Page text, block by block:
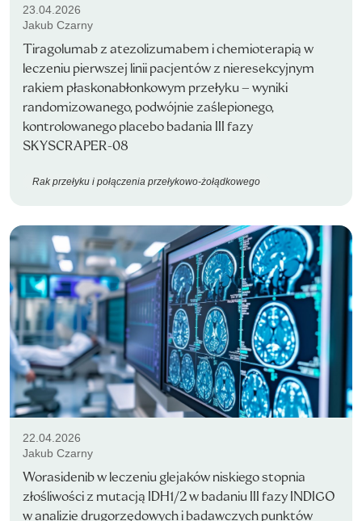
23.04.2026
Jakub Czarny
Tiragolumab z atezolizumabem i chemioterapią w
leczeniu pierwszej linii pacjentów z nieresekcyjnym
rakiem płaskonabłonkowym przełyku – wyniki
randomizowanego, podwójnie zaślepionego,
kontrolowanego placebo badania III fazy
SKYSCRAPER-08
Rak przełyku i połączenia przełykowo-żołądkowego
22.04.2026
Jakub Czarny
Worasidenib w leczeniu glejaków niskiego stopnia
złośliwości z mutacją IDH1/2 w badaniu III fazy INDIGO
w analizie drugorzędowych i badawczych punktów